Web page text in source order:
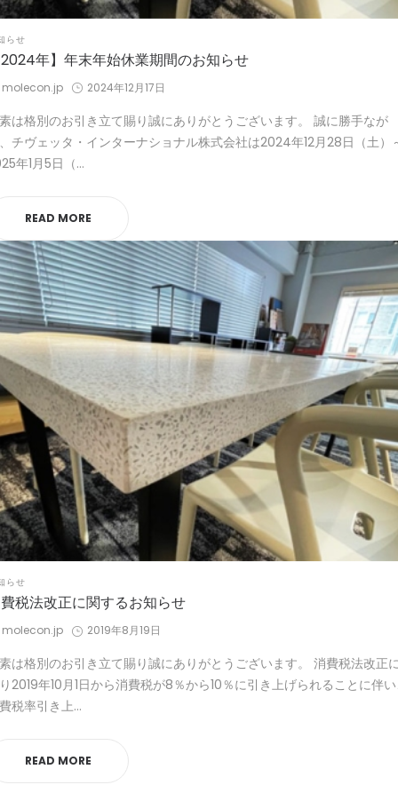
らせ
年】年末年始休業期間のお知らせ
by
molecon.jp
Posted
2024年12月17日
は格別のお引き立て賜り誠にありがとうございます。 誠に勝手なが
チヴェッタ・インターナショナル株式会社は2024年12月28日（土）
年1月5日（…
READ MORE
らせ
税法改正に関するお知らせ
by
molecon.jp
Posted
2019年8月19日
は格別のお引き立て賜り誠にありがとうございます。 消費税法改正
2019年10月1日から消費税が8％から10％に引き上げられることに伴
税率引き上…
READ MORE